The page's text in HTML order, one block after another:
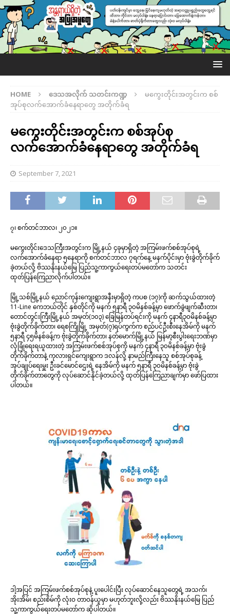
HOME ဒေသအလိုက် သတင်းကဏ္ဍ
မကွေးတိုင်းအတွင်းက စစ်
အုပ်စုလက်အောက်ခံနေရာတွေ အတိုက်ခံရ
မကွေးတိုင်းအတွင်းက စစ်အုပ်စု
လက်အောက်ခံနေရာတွေ အတိုက်ခံရ
September 7, 2021
၇၊ စက်တင်ဘာလ၊ ၂၀၂၁။
မကွေးတိုင်းဒေသကြီးအတွင်းက မြို့နယ် ၄ခုမှာရှိတဲ့ အကြမ်းဖက်စစ်အုပ်စုရဲ့
လက်အောက်ခံနေရာ ၅နေရာကို စက်တင်ဘာလ ၇ရက်နေ့ မနက်ပိုင်းမှာ ဗုံးခွဲတိုက်ခိုက်
ခဲ့တယ်လို့ ဗိဿနိုးနယ်မြေ ပြည်သူ့ကာကွယ်ရေးတပ်မတော်က သတင်း
ထုတ်ပြန်ကြေညာလိုက်ပါတယ်။
မြို့သစ်မြို့နယ် ညောင်ကုန်းကျေးရွာအနီးမှာရှိတဲ့ ကပစ (၁၇)ကို ဆက်သွယ်ထားတဲ့
11-Line ကေဘယ်တိုင် နှစ်တိုင်ကို မနက် ၅နာရီ ၃၀မိနစ်ခန့်မှာ ဖောက်ခွဲဖျက်ဆီးတာ၊
တောင်တွင်းကြီးမြို့နယ် အမှတ်(၁၀၃) ခြေမြန်တပ်ရင်းကို မနက် ၄နာရီ၃၀မိနစ်ခန့်မှာ
ဗုံးခွဲတိုက်ခိုက်တာ၊ ရေစကြိုမြို့ အမှတ်(၇)ရပ်ကွက်က စည်ပင်ဦးစီးနေအိမ်ကို မနက်
၅နာရီ ၄၅မိနစ်ခန့်က ဗုံးခွဲတိုက်ခိုက်တာ၊ နတ်မောက်မြို့နယ် မြန်မာ့စီးပွါးရေးဘဏ်မှာ
လုံခြုံရေးရယူထားတဲ့ အကြမ်းဖက်စစ်အုပ်စုကို မနက် ၄နာရီ ၃၀မိနစ်ခန့်မှာ ဗုံးခွဲ
တိုက်ခိုက်တာနဲ့ ကုလားရှင်ကျေးရွာက ဒလန်လို့ နာမည်ကြီးနေသူ စစ်အုပ်စုခန့်
အုပ်ချုပ်ရေးမှူး ဦးခင်မောင်ဌေးရဲ့ နေအိမ်ကို မနက် ၅နာရီ ၃၀မိနစ်ခန့်မှာ ဗုံးခွဲ
တိုက်ခိုက်တာတွေကို လုပ်ဆောင်နိုင်ခဲ့တယ်လို့ ထုတ်ပြန်ကြေညာချက်မှာ ဖော်ပြထား
ပါတယ်။
ဒါ့အပြင် အကြမ်းဖက်စစ်အုပ်စုနဲ့ ပူးပေါင်းပြီး လုပ်ဆောင်နေသူတွေရဲ့ အသက်၊
အိုးအိမ်၊ စည်းစိမ်ကို လုံးဝ တာဝန်ယူမှာ မဟုတ်ဘူးလို့လည်း ဗိဿနိုးနယ်မြေ ပြည်
သူ့ကာကွယ်ရေးတပ်မတော်က ဆိုပါတယ်။